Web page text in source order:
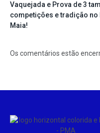
Vaquejada e Prova de 3
competições e tradição
Maia!
Os comentários estão